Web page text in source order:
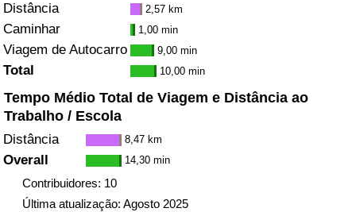
Distância 2,57 km
Caminhar 1,00 min
Viagem de Autocarro 9,00 min
Total 10,00 min
Tempo Médio Total de Viagem e Distância ao
Trabalho / Escola
Distância 8,47 km
Overall 14,30 min
Contribuidores: 10
Última atualização: Agosto 2025
Indicador de Poluição por País
Trânsito
Indicador de Trânsito
Indicador de Trânsito (Atual)
Indicador de Trânsito por País